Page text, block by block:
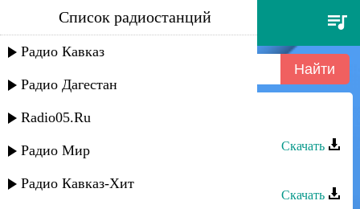
гаджимурад - красота
Список радиостанций
Радио Кавказ
Радио Дагестан
Radio05.Ru
Радио Мир
Радио Кавказ-Хит
Гаджимурад - Красота
Скачать
Скачать